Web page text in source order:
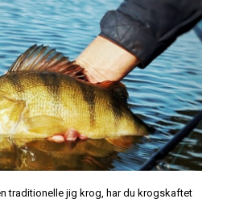
traditionelle jig krog, har du krogskaftet